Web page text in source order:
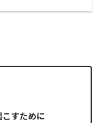
すために